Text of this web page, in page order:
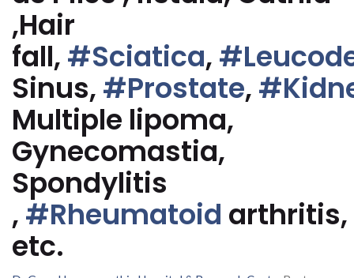
,Hair
fall, #Sciatica,
Sinus, #Prostate,
Multiple lipoma,
Gynecomastia,
Spondylitis
, #Rheumatoid arthritis,
etc.